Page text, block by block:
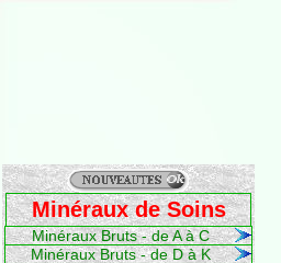
Minéraux de Soins
Minéraux Bruts - de A à C
Minéraux Bruts - de D à K